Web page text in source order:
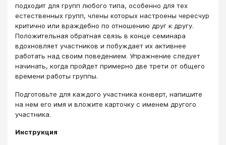
подходит для групп любого типа, особенно для тех
естественных групп, члены которых настроены чересчур
критично или враждебно по отношению друг к другу.
Положительная обратная связь в конце семинара
вдохновляет участников и побуждает их активнее
работать над своим поведением. Упражнение следует
начинать, когда пройдет примерно две трети от общего
времени работы группы.
Подготовьте для каждого участника конверт, напишите
на нем его имя и вложите карточку с именем другого
участника.
Инструкция